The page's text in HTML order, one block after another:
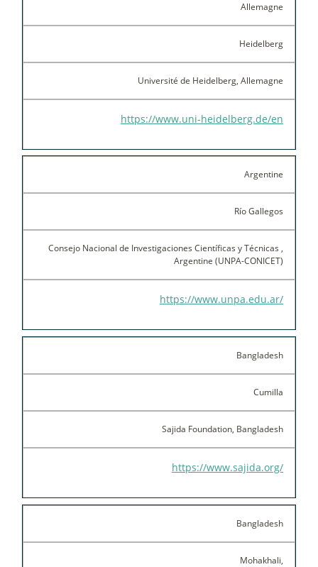
Allemagne
Heidelberg
Université de Heidelberg, Allemagne
https://www.uni-heidelberg.de/en
Argentine
Río Gallegos
Consejo Nacional de Investigaciones Científicas y Técnicas ,
Argentine (UNPA-CONICET)
https://www.unpa.edu.ar/
Bangladesh
Cumilla
Sajida Foundation, Bangladesh
https://www.sajida.org/
Bangladesh
Mohakhali,